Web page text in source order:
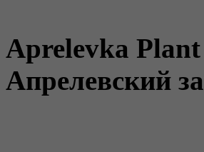
Aprelevka Plant
Апрелевский